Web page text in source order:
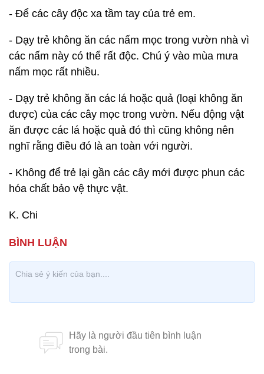
- Để các cây độc xa tầm tay của trẻ em.
- Dạy trẻ không ăn các nấm mọc trong vườn nhà vì
các nấm này có thể rất độc. Chú ý vào mùa mưa
nấm mọc rất nhiều.
- Dạy trẻ không ăn các lá hoặc quả (loại không ăn
được) của các cây mọc trong vườn. Nếu động vật
ăn được các lá hoặc quả đó thì cũng không nên
nghĩ rằng điều đó là an toàn với người.
- Không để trẻ lại gần các cây mới được phun các
hóa chất bảo vệ thực vật.
K. Chi